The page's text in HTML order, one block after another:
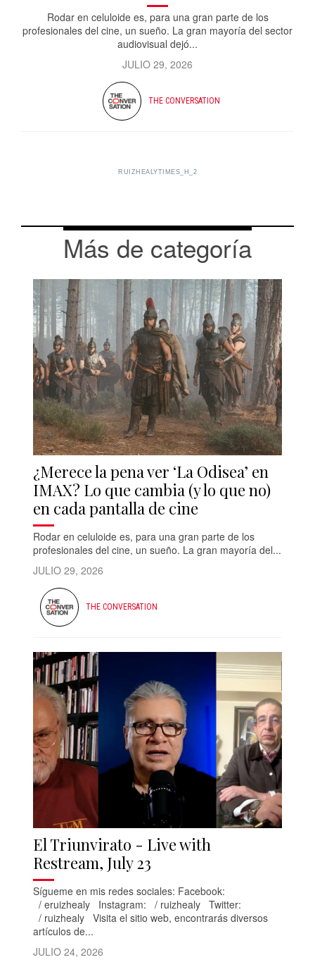
Rodar en celuloide es, para una gran parte de los
profesionales del cine, un sueño. La gran mayoría del sector
audiovisual dejó...
JULIO 29, 2026
THE CONVERSATION
RUIZHEALYTIMES_H_2
Más de categoría
¿Merece la pena ver ‘La Odisea’ en
IMAX? Lo que cambia (y lo que no)
en cada pantalla de cine
Rodar en celuloide es, para una gran parte de los
profesionales del cine, un sueño. La gran mayoría del...
JULIO 29, 2026
THE CONVERSATION
El Triunvirato - Live with
Restream, July 23
Sígueme en mis redes sociales: Facebook:
/ eruizhealy Instagram: / ruizhealy Twitter:
/ ruizhealy Visita el sitio web, encontrarás diversos
artículos de...
JULIO 24, 2026